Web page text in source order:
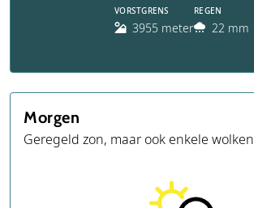
VORSTGRENS
3955 meter
REGEN
22 mm
Morgen
Geregeld zon, maar ook enkele wolken